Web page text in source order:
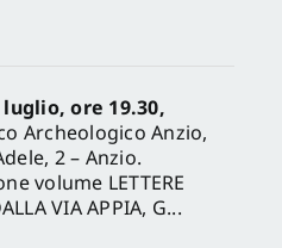
ore 19.30,
Archeologico Anzio,
2 – Anzio.
volume LETTERE
VIA APPIA, G...